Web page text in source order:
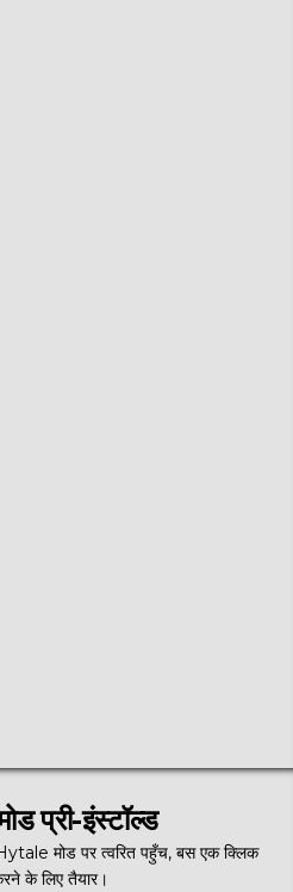
प्री-इंस्टॉल्ड
मोड पर त्वरित पहुँच, बस एक क्लिक
के लिए तैयार।